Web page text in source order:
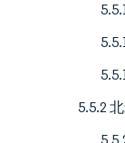
5.5.2